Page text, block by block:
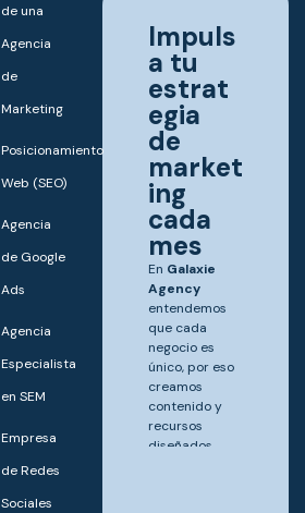
de una
Agencia
de
Marketing
Posicionamiento
Web (SEO)
Agencia
de Google
Ads
Agencia
Especialista
en SEM
Empresa
de Redes
Sociales
Impuls
a tu
estrat
egia
de
market
ing
cada
mes
En Galaxie
Agency
entendemos
que cada
negocio es
único, por eso
creamos
contenido y
recursos
diseñados